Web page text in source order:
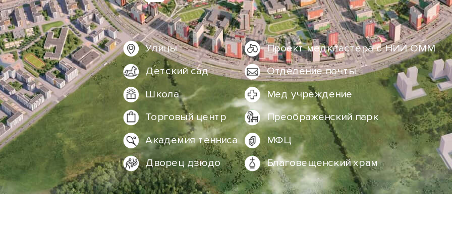
Улицы
Детский сад
Школа
Торговый центр
Академия тенниса
Дворец дзюдо
Проект медкластера с НИИ ОММ
Отделение почты
Мед учреждение
Преображенский парк
МФЦ
Благовещенский храм